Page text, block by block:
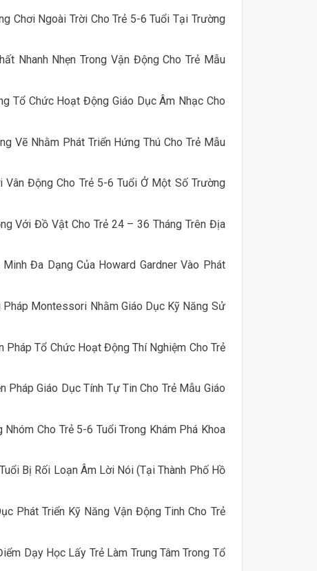
Chơi Ngoài Trời Cho Trẻ 5-6 Tuổi Tại Trường
Nhanh Nhẹn Trong Vận Động Cho Trẻ Mẫu
Tổ Chức Hoạt Động Giáo Dục Âm Nhạc Cho
Vẽ Nhằm Phát Triển Hứng Thú Cho Trẻ Mẫu
Vân Động Cho Trẻ 5-6 Tuổi Ở Một Số Trường
Với Đồ Vật Cho Trẻ 24 – 36 Tháng Trên Địa
Đa Dạng Của Howard Gardner Vào Phát
Montessori Nhằm Giáo Dục Kỹ Năng Sử
Pháp Tổ Chức Hoạt Động Thí Nghiệm Cho Trẻ
Pháp Giáo Dục Tính Tự Tin Cho Trẻ Mẫu Giáo
Cho Trẻ 5-6 Tuổi Trong Khám Phá Khoa
Bị Rối Loạn Âm Lời Nói (Tại Thành Phố Hồ
Phát Triển Kỹ Năng Vận Động Tinh Cho Trẻ
Dạy Học Lấy Trẻ Làm Trung Tâm Trong Tổ